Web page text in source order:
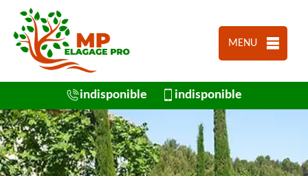
MENU
indisponible indisponible